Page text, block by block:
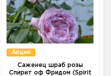
Акция
Саженец шраб розы
Спирит оф Фридом (Spirit